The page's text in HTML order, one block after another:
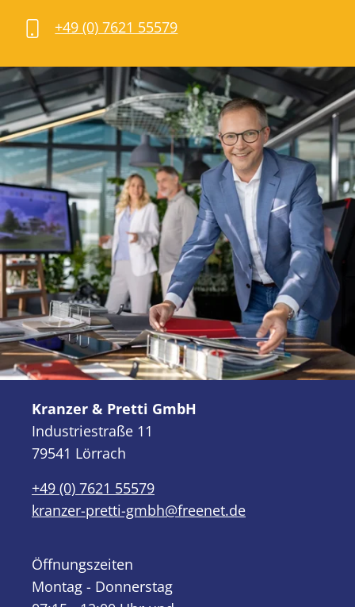
+49 (0) 7621 55579
Kranzer & Pretti GmbH
Industriestraße 11
79541 Lörrach
+49 (0) 7621 55579
kranzer-pretti-gmbh@freenet.de
Öffnungszeiten
Montag - Donnerstag